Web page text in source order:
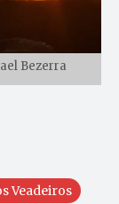
Bezerra
Veadeiros